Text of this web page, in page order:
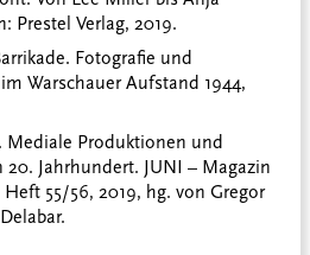
Prestel Verlag, 2019.
Fotografie und
Warschauer Aufstand 1944,
Mediale Produktionen und
Jahrhundert. JUNI – Magazin
55/56, 2019, hg. von Gregor